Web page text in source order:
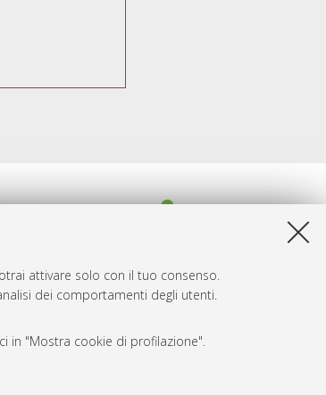
attivare solo con il tuo consenso.
dei comportamenti degli utenti.
in "Mostra cookie di profilazione".